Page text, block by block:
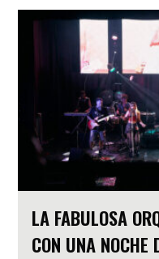
LA FABULOSA
CON UNA NOCHE